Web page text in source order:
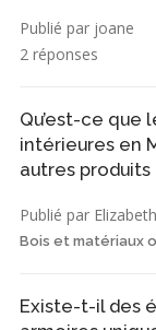
Publié par joane
2 réponses
Qu’est-ce que
intérieures en
autres produits
Publié par Elizabeth
Bois et matériaux
Existe-t-il des